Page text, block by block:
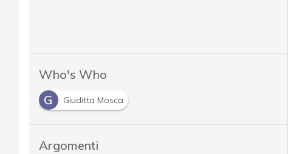
Who's Who
G
Giuditta Mosca
Argomenti